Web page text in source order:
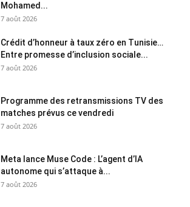
Mohamed...
7 août 2026
Crédit d’honneur à taux zéro en Tunisie…
Entre promesse d’inclusion sociale...
7 août 2026
Programme des retransmissions TV des
matches prévus ce vendredi
7 août 2026
Meta lance Muse Code : L’agent d’IA
autonome qui s’attaque à...
7 août 2026